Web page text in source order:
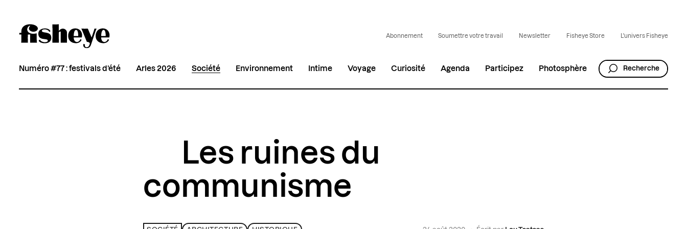
Abonnement Soumettre votre travail Newsletter Fisheye Store L'univers Fisheye
Numéro #77 : festivals d’été Arles 2026 Société Environnement Intime Voyage Curiosité Agenda Participez Photosphère Recherche
Les ruines du
communisme